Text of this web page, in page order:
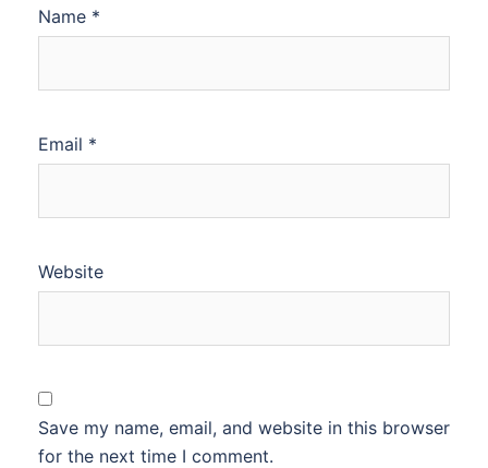
Name *
Email *
Website
Save my name, email, and website in this browser
for the next time I comment.